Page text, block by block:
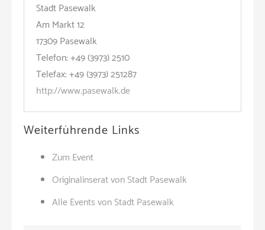
Stadt Pasewalk
Am Markt 12
17309 Pasewalk
Telefon: +49 (3973) 2510
Telefax: +49 (3973) 251287
http://www.pasewalk.de
Weiterführende Links
Zum Event
Originalinserat von Stadt Pasewalk
Alle Events von Stadt Pasewalk